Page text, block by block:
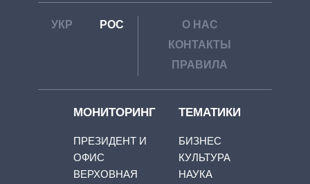
УКР РОС
О НАС
КОНТАКТЫ
ПРАВИЛА
МОНИТОРИНГ
ПРЕЗИДЕНТ И
ОФИС
ВЕРХОВНАЯ
ТЕМАТИКИ
БИЗНЕС
КУЛЬТУРА
НАУКА